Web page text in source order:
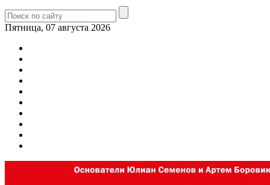
Пятница, 07 августа 2026